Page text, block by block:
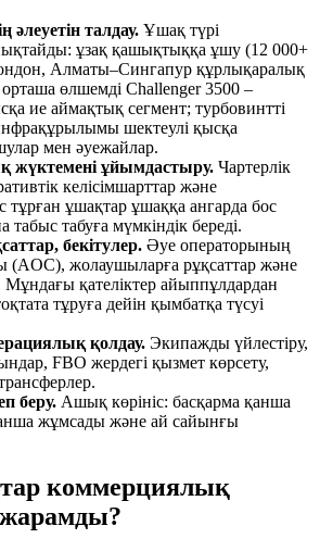
әлеуетін талдау. Ұшақ түрі
ұзақ қашықтыққа ұшу (12 000+
Алматы–Сингапур құрлықаралық
өлшемді Challenger 3500 –
ие аймақтық сегмент; турбовинтті
шектеулі қысқа
мен әуежайлар.
жүктемені ұйымдастыру. Чартерлік
келісімшарттар және
тұрған ұшақтар ұшаққа ангарда бос
табуға мүмкіндік береді.
бекітулер. Әуе операторының
(AOC), жолаушыларға рұқсаттар және
Мұндағы қателіктер айыппұлдардан
тұруға дейін қымбатқа түсуі
қолдау. Экипажды үйлестіру,
FBO жердегі қызмет көрсету,
беру. Ашық көрініс: басқарма қанша
жұмсады және ай сайынғы
коммерциялық